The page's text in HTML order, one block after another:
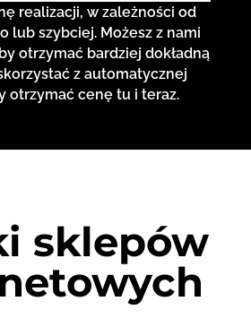
realizacji, w zależności od
lub szybciej. Możesz z nami
otrzymać bardziej dokładną
z automatycznej
otrzymać cenę tu i teraz.
sklepów